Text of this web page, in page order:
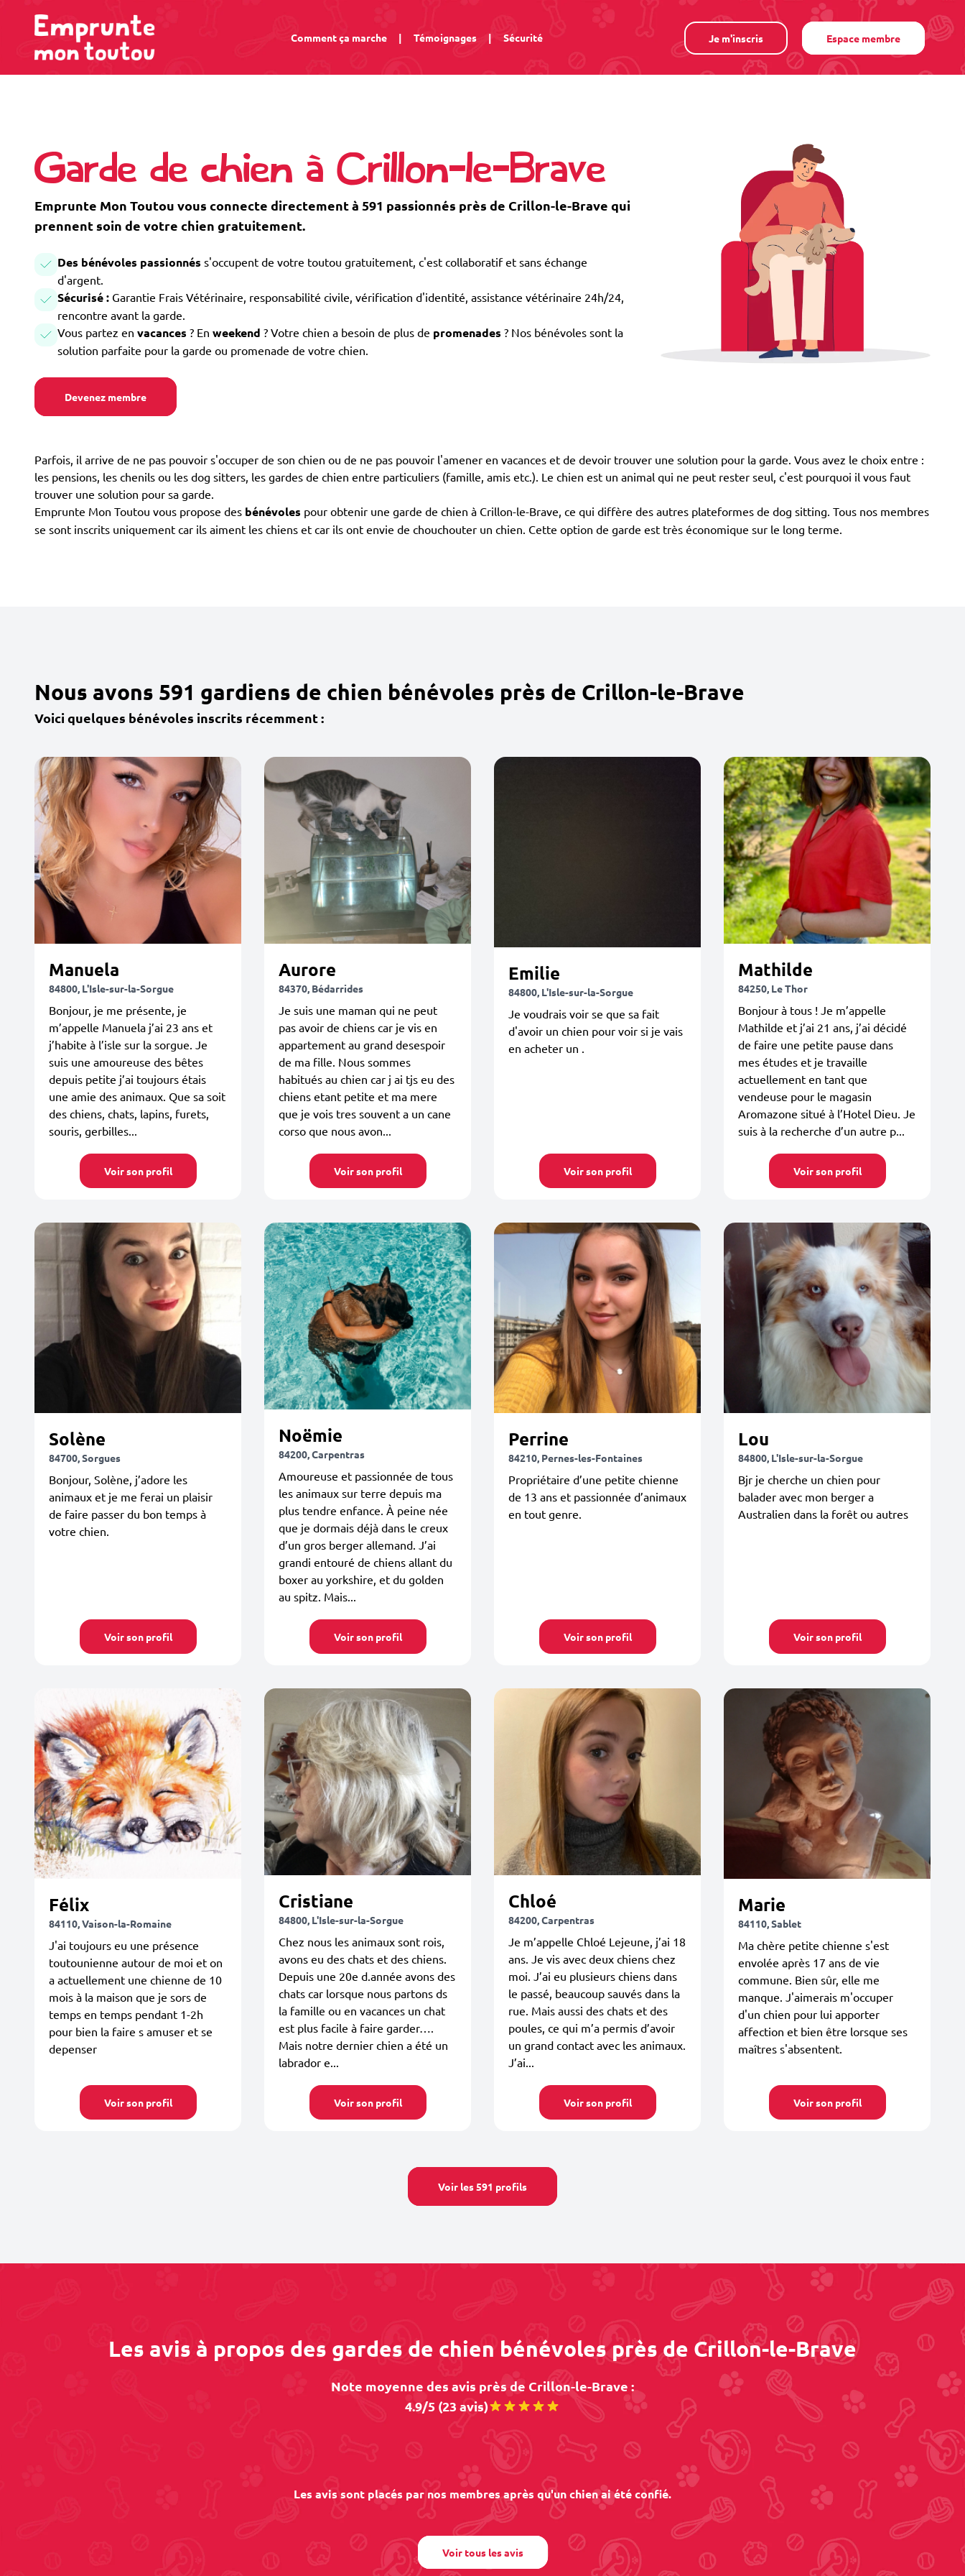
Comment ça marche | Témoignages | Sécurité Je m'inscris Espace membre
Garde de chien à Crillon-le-Brave
Emprunte Mon Toutou vous connecte directement à 591 passionnés près de Crillon-le-Brave qui
prennent soin de votre chien gratuitement.
Des bénévoles passionnés s'occupent de votre toutou gratuitement, c'est collaboratif et sans échange
d'argent.
Sécurisé : Garantie Frais Vétérinaire, responsabilité civile, vérification d'identité, assistance vétérinaire 24h/24,
rencontre avant la garde.
Vous partez en vacances ? En weekend ? Votre chien a besoin de plus de promenades ? Nos bénévoles sont la
solution parfaite pour la garde ou promenade de votre chien.
Devenez membre
Parfois, il arrive de ne pas pouvoir s'occuper de son chien ou de ne pas pouvoir l'amener en vacances et de devoir trouver une solution pour la garde. Vous avez le choix entre :
les pensions, les chenils ou les dog sitters, les gardes de chien entre particuliers (famille, amis etc.). Le chien est un animal qui ne peut rester seul, c'est pourquoi il vous faut
trouver une solution pour sa garde.
Emprunte Mon Toutou vous propose des bénévoles pour obtenir une garde de chien à Crillon-le-Brave, ce qui diffère des autres plateformes de dog sitting. Tous nos membres
se sont inscrits uniquement car ils aiment les chiens et car ils ont envie de chouchouter un chien. Cette option de garde est très économique sur le long terme.
Nous avons 591 gardiens de chien bénévoles près de Crillon-le-Brave
Voici quelques bénévoles inscrits récemment :
Manuela
84800, L'Isle-sur-la-Sorgue
Bonjour, je me présente, je
m’appelle Manuela j’ai 23 ans et
j’habite à l’isle sur la sorgue. Je
suis une amoureuse des bêtes
depuis petite j’ai toujours étais
une amie des animaux. Que sa soit
des chiens, chats, lapins, furets,
souris, gerbilles...
Voir son profil
Aurore
84370, Bédarrides
Je suis une maman qui ne peut
pas avoir de chiens car je vis en
appartement au grand desespoir
de ma fille. Nous sommes
habitués au chien car j ai tjs eu des
chiens etant petite et ma mere
que je vois tres souvent a un cane
corso que nous avon...
Voir son profil
Emilie
84800, L'Isle-sur-la-Sorgue
Je voudrais voir se que sa fait
d'avoir un chien pour voir si je vais
en acheter un .
Voir son profil
Mathilde
84250, Le Thor
Bonjour à tous ! Je m’appelle
Mathilde et j’ai 21 ans, j’ai décidé
de faire une petite pause dans
mes études et je travaille
actuellement en tant que
vendeuse pour le magasin
Aromazone situé à l’Hotel Dieu. Je
suis à la recherche d’un autre p...
Voir son profil
Solène
84700, Sorgues
Bonjour, Solène, j’adore les
animaux et je me ferai un plaisir
de faire passer du bon temps à
votre chien.
Voir son profil
Noëmie
84200, Carpentras
Amoureuse et passionnée de tous
les animaux sur terre depuis ma
plus tendre enfance. À peine née
que je dormais déjà dans le creux
d’un gros berger allemand. J’ai
grandi entouré de chiens allant du
boxer au yorkshire, et du golden
au spitz. Mais...
Voir son profil
Perrine
84210, Pernes-les-Fontaines
Propriétaire d’une petite chienne
de 13 ans et passionnée d’animaux
en tout genre.
Voir son profil
Lou
84800, L'Isle-sur-la-Sorgue
Bjr je cherche un chien pour
balader avec mon berger a
Australien dans la forêt ou autres
Voir son profil
Félix
84110, Vaison-la-Romaine
J'ai toujours eu une présence
toutounienne autour de moi et on
a actuellement une chienne de 10
mois à la maison que je sors de
temps en temps pendant 1-2h
pour bien la faire s amuser et se
depenser
Voir son profil
Cristiane
84800, L'Isle-sur-la-Sorgue
Chez nous les animaux sont rois,
avons eu des chats et des chiens.
Depuis une 20e d.année avons des
chats car lorsque nous partons ds
la famille ou en vacances un chat
est plus facile à faire garder….
Mais notre dernier chien a été un
labrador e...
Voir son profil
Chloé
84200, Carpentras
Je m’appelle Chloé Lejeune, j’ai 18
ans. Je vis avec deux chiens chez
moi. J’ai eu plusieurs chiens dans
le passé, beaucoup sauvés dans la
rue. Mais aussi des chats et des
poules, ce qui m’a permis d’avoir
un grand contact avec les animaux.
J’ai...
Voir son profil
Marie
84110, Sablet
Ma chère petite chienne s'est
envolée après 17 ans de vie
commune. Bien sûr, elle me
manque. J'aimerais m'occuper
d'un chien pour lui apporter
affection et bien être lorsque ses
maîtres s'absentent.
Voir son profil
Voir les 591 profils
Les avis à propos des gardes de chien bénévoles près de Crillon-le-Brave
Note moyenne des avis près de Crillon-le-Brave :
4.9/5 (23 avis)
Les avis sont placés par nos membres après qu'un chien ai été confié.
Voir tous les avis